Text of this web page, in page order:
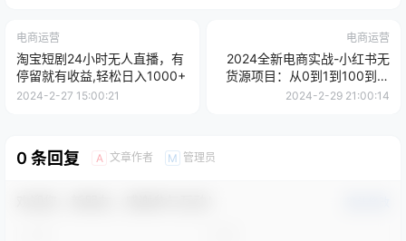
电商运营
淘宝短剧24小时无人直播，有
停留就有收益,轻松日入1000+
2024-2-27 15:00:21
电商运营
2024全新电商实战-小红书无
货源项目：从0到1到100到月
入10w+
2024-2-29 21:00:14
0 条回复 A 文章作者 M 管理员